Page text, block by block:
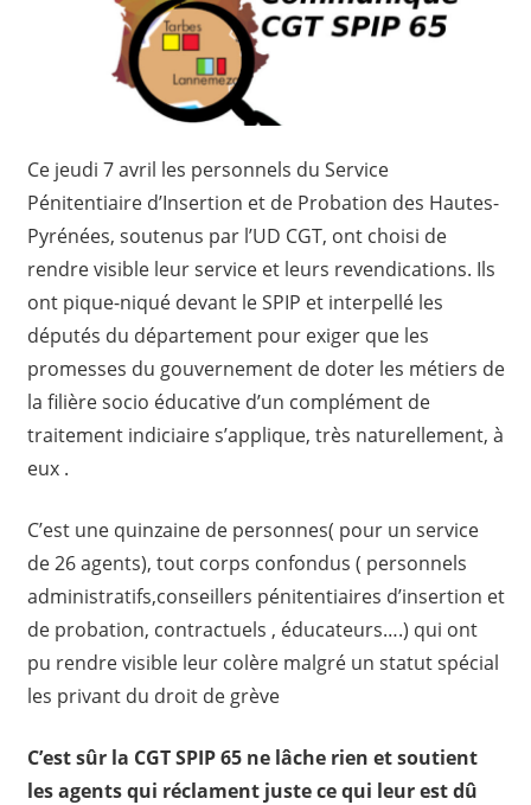
Ce jeudi 7 avril les personnels du Service
Pénitentiaire d’Insertion et de Probation des Hautes-
Pyrénées, soutenus par l’UD CGT, ont choisi de
rendre visible leur service et leurs revendications. Ils
ont pique-niqué devant le SPIP et interpellé les
députés du département pour exiger que les
promesses du gouvernement de doter les métiers de
la filière socio éducative d’un complément de
traitement indiciaire s’applique, très naturellement, à
eux .
C’est une quinzaine de personnes( pour un service
de 26 agents), tout corps confondus ( personnels
administratifs,conseillers pénitentiaires d’insertion et
de probation, contractuels , éducateurs….) qui ont
pu rendre visible leur colère malgré un statut spécial
les privant du droit de grève
C’est sûr la CGT SPIP 65 ne lâche rien et soutient
les agents qui réclament juste ce qui leur est dû